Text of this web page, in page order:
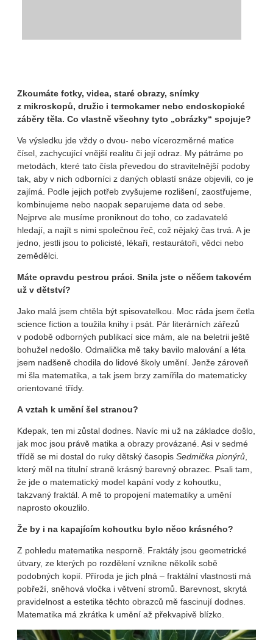
Zkoumáte fotky, videa, staré obrazy, snímky
z mikroskopů, družic i termokamer nebo endoskopické
záběry těla. Co vlastně všechny tyto „obrázky“ spojuje?
Ve výsledku jde vždy o dvou- nebo vícerozměrné matice
čísel, zachycující vnější realitu či její odraz. My pátráme po
metodách, které tato čísla převedou do stravitelnější podoby
tak, aby v nich odborníci z daných oblastí snáze objevili, co je
zajímá. Podle jejich potřeb zvyšujeme rozlišení, zaostřujeme,
kombinujeme nebo naopak separujeme data od sebe.
Nejprve ale musíme proniknout do toho, co zadavatelé
hledají, a najít s nimi společnou řeč, což nějaký čas trvá. A je
jedno, jestli jsou to policisté, lékaři, restaurátoři, vědci nebo
zemědělci.
Máte opravdu pestrou práci. Snila jste o něčem takovém
už v dětství?
Jako malá jsem chtěla být spisovatelkou. Moc ráda jsem četla
science fiction a toužila knihy i psát. Pár literárních zářezů
v podobě odborných publikací sice mám, ale na beletrii ještě
bohužel nedošlo. Odmalička mě taky bavilo malování a léta
jsem nadšeně chodila do lidové školy umění. Jenže zároveň
mi šla matematika, a tak jsem brzy zamířila do matematicky
orientované třídy.
A vztah k umění šel stranou?
Kdepak, ten mi zůstal dodnes. Navíc mi už na základce došlo,
jak moc jsou právě matika a obrazy provázané. Asi v sedmé
třídě se mi dostal do ruky dětský časopis Sedmička pionýrů
který měl na titulní straně krásný barevný obrazec. Psali tam,
že jde o matematický model kapání vody z kohoutku,
takzvaný fraktál. A mě to propojení matematiky a umění
naprosto okouzlilo.
Že by i na kapajícím kohoutku bylo něco krásného?
Z pohledu matematika nesporně. Fraktály jsou geometrické
útvary, ze kterých po rozdělení vznikne několik sobě
podobných kopií. Příroda je jich plná – fraktální vlastnosti má
pobřeží, sněhová vločka i větvení stromů. Barevnost, skrytá
pravidelnost a estetika těchto obrazců mě fascinují dodnes.
Matematika má zkrátka k umění až překvapivě blízko.